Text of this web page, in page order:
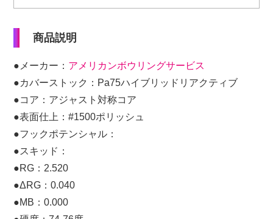
商品説明
●メーカー： アメリカンボウリングサービス
●カバーストック：Pa75ハイブリッドリアクティブ
●コア：アジャスト対称コア
●表面仕上：#1500ポリッシュ
●フックポテンシャル：
●スキッド：
●RG：2.520
●ΔRG：0.040
●MB：0.000